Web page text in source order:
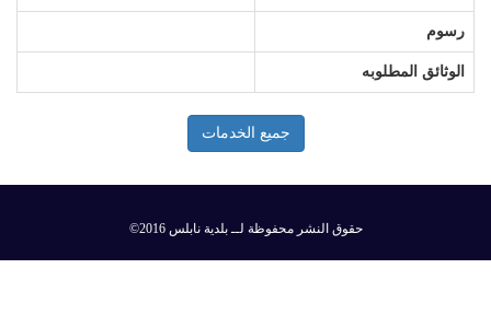
رسوم
الوثائق المطلوبه
جميع الخدمات
©2016 حقوق النشر محفوظة لــ بلدية نابلس